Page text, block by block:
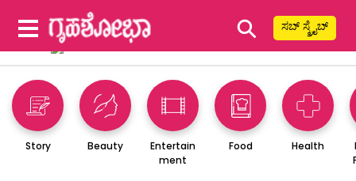
⚲ ಸಬ್ ಸ್ಕ್ರೈಬ್
Story Beauty
Entertain
ment
Food Health